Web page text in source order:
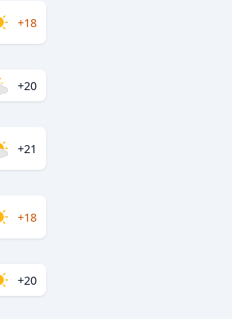
+18
+20
+21
+18
+20